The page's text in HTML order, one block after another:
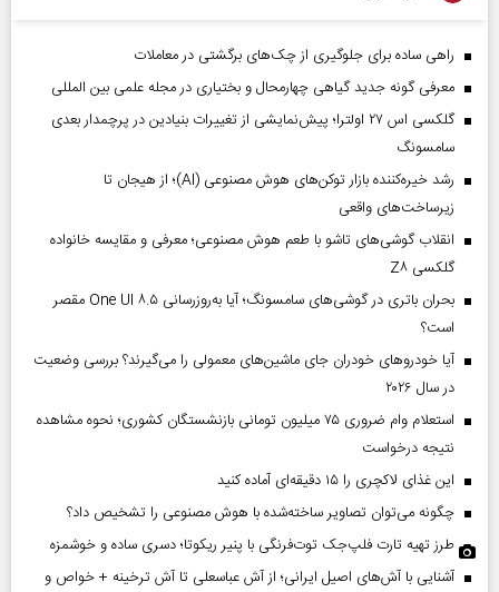
راهی ساده برای جلوگیری از چک‌های برگشتی در معاملات
معرفی گونه جدید گیاهی چهارمحال و بختیاری در مجله علمی بین المللی
گلکسی اس ۲۷ اولترا؛ پیش‌نمایشی از تغییرات بنیادین در پرچمدار بعدی
سامسونگ
رشد خیره‌کننده بازار توکن‌های هوش مصنوعی (AI)؛ از هیجان تا
زیرساخت‌های واقعی
انقلاب گوشی‌های تاشو‌ با طعم هوش مصنوعی؛ معرفی و مقایسه خانواده
گلکسی Z۸
بحران باتری در گوشی‌های سامسونگ؛ آیا به‌روزرسانی One UI ۸.۵ مقصر
است؟
آیا خودروهای خودران جای ماشین‌های معمولی را می‌گیرند؟ بررسی وضعیت
در سال ۲۰۲۶
استعلام وام ضروری ۷۵ میلیون تومانی بازنشستگان کشوری؛ نحوه مشاهده
نتیجه درخواست
این غذای لاکچری را ۱۵ دقیقه‌ای آماده کنید
چگونه می‌توان تصاویر ساخته‌شده با هوش مصنوعی را تشخیص داد؟
طرز تهیه تارت فلپ‌جک توت‌فرنگی با پنیر ریکوتا؛ دسری ساده و خوشمزه
آشنایی با آش‌های اصیل ایرانی؛ از آش عباسعلی تا آش ترخینه + خواص و